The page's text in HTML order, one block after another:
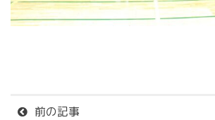
前の記事